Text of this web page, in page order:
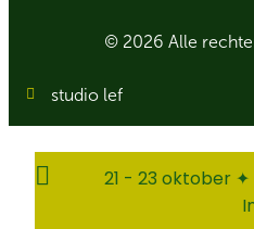
© 2026 Alle
studio lef
21 - 23 oktober ✦